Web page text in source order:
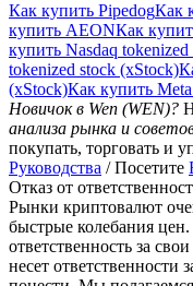
Как купить PipedogКак
купить AEONКак
купить Nasdaq
tokenized stock (xStock)
(xStock)Как купить
Новичок в Wen (WEN)?
анализа рынка и
покупать, торговать и
Руководства / Посетите
Отказ от
Рынки криптовалют
быстрые колебания
ответственность за
несет